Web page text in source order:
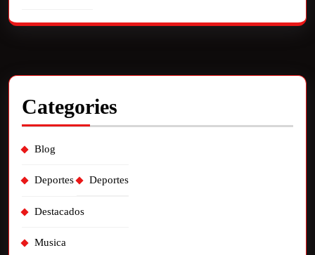
Categories
Blog
Deportes Deportes
Destacados
Musica